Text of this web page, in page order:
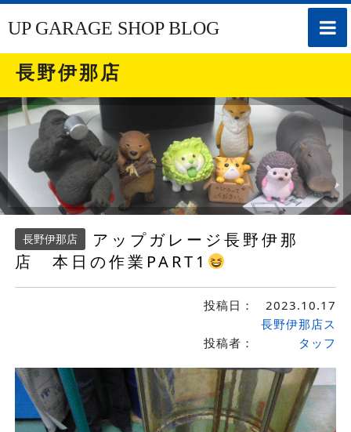
toggle
UP GARAGE SHOP BLOG
長野伊那店
長野伊那店
アップガレージ長野伊那
店 本日の作業PART1
投稿日： 2023.10.17
投稿者：
長野伊那店ス
タッフ